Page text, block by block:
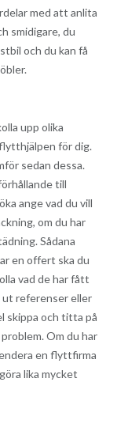
med att anlita
smidigare, du
och du kan få
upp olika
för dig.
sedan dessa.
till
ange vad du vill
om du har
Sådana
en offert ska du
vad de har fått
ut referenser eller
skippa och titta på
Om du har
en flyttfirma
lika mycket